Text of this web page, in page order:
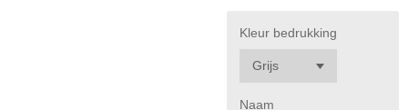
Kleur bedrukking
Naam